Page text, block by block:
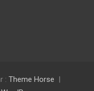
: Theme Horse